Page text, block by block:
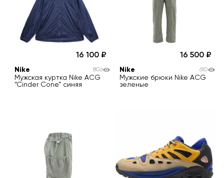
16 100
Nike
Мужская куртка Nike ACG
“Cinder Cone” синяя
806
16 500
Nike
Мужские брюки Nike ACG
зеленые
610